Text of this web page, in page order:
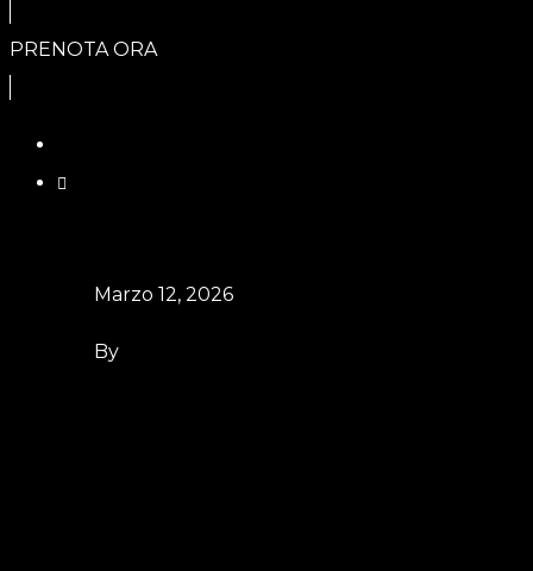
PRENOTA ORA
Marzo 12, 2026
By